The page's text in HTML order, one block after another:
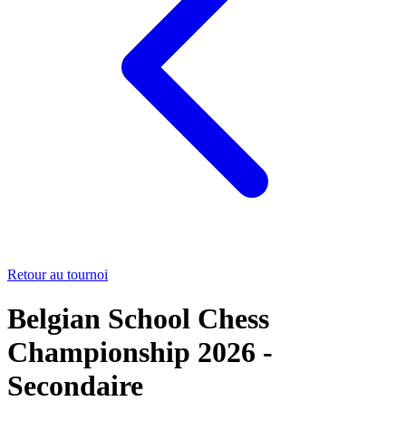
Retour au tournoi
Belgian School Chess
Championship 2026 -
Secondaire